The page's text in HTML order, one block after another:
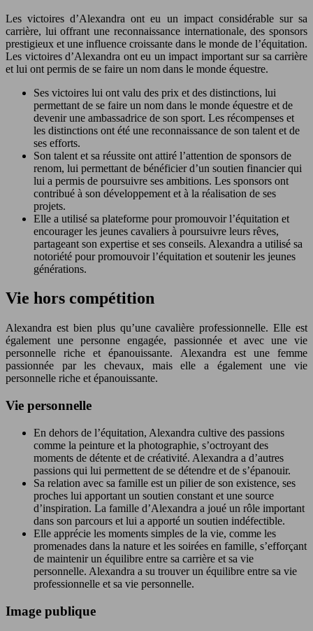
Les victoires d’Alexandra ont eu un impact considérable sur sa
carrière, lui offrant une reconnaissance internationale, des sponsors
prestigieux et une influence croissante dans le monde de l’équitation.
Les victoires d’Alexandra ont eu un impact important sur sa carrière
et lui ont permis de se faire un nom dans le monde équestre.
Ses victoires lui ont valu des prix et des distinctions, lui
permettant de se faire un nom dans le monde équestre et de
devenir une ambassadrice de son sport. Les récompenses et
les distinctions ont été une reconnaissance de son talent et de
ses efforts.
Son talent et sa réussite ont attiré l’attention de sponsors de
renom, lui permettant de bénéficier d’un soutien financier qui
lui a permis de poursuivre ses ambitions. Les sponsors ont
contribué à son développement et à la réalisation de ses
projets.
Elle a utilisé sa plateforme pour promouvoir l’équitation et
encourager les jeunes cavaliers à poursuivre leurs rêves,
partageant son expertise et ses conseils. Alexandra a utilisé sa
notoriété pour promouvoir l’équitation et soutenir les jeunes
générations.
Vie hors compétition
Alexandra est bien plus qu’une cavalière professionnelle. Elle est
également une personne engagée, passionnée et avec une vie
personnelle riche et épanouissante. Alexandra est une femme
passionnée par les chevaux, mais elle a également une vie
personnelle riche et épanouissante.
Vie personnelle
En dehors de l’équitation, Alexandra cultive des passions
comme la peinture et la photographie, s’octroyant des
moments de détente et de créativité. Alexandra a d’autres
passions qui lui permettent de se détendre et de s’épanouir.
Sa relation avec sa famille est un pilier de son existence, ses
proches lui apportant un soutien constant et une source
d’inspiration. La famille d’Alexandra a joué un rôle important
dans son parcours et lui a apporté un soutien indéfectible.
Elle apprécie les moments simples de la vie, comme les
promenades dans la nature et les soirées en famille, s’efforçant
de maintenir un équilibre entre sa carrière et sa vie
personnelle. Alexandra a su trouver un équilibre entre sa vie
professionnelle et sa vie personnelle.
Image publique